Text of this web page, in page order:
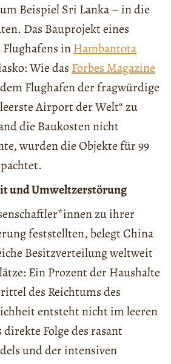
Beispiel Sri Lanka – in die
Das Bauprojekt eines
inHambantota
Wie das Forbes Magazine
Flughafen der fragwürdige
Airport der Welt“ zu
die Baukosten nicht
wurden die Objekte für 99
und Umweltzerstörung
zu ihrer
feststellten, belegt China
Besitzverteilung weltweit
Ein Prozent der Haushalte
des Reichtums des
entsteht nicht im leeren
Folge des rasant
und der intensiven